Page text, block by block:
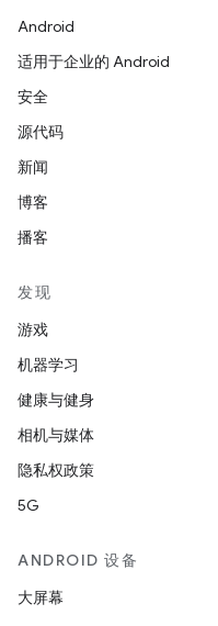
Android
适用于企业的 Android
安全
源代码
新闻
博客
播客
发现
游戏
机器学习
健康与健身
相机与媒体
隐私权政策
5G
ANDROID 设备
大屏幕